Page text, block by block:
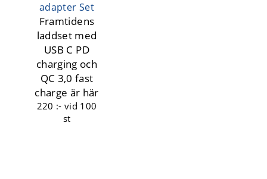
adapter Set
Framtidens
laddset med
USB C PD
charging och
QC 3,0 fast
charge är här
220 :- vid 100
st